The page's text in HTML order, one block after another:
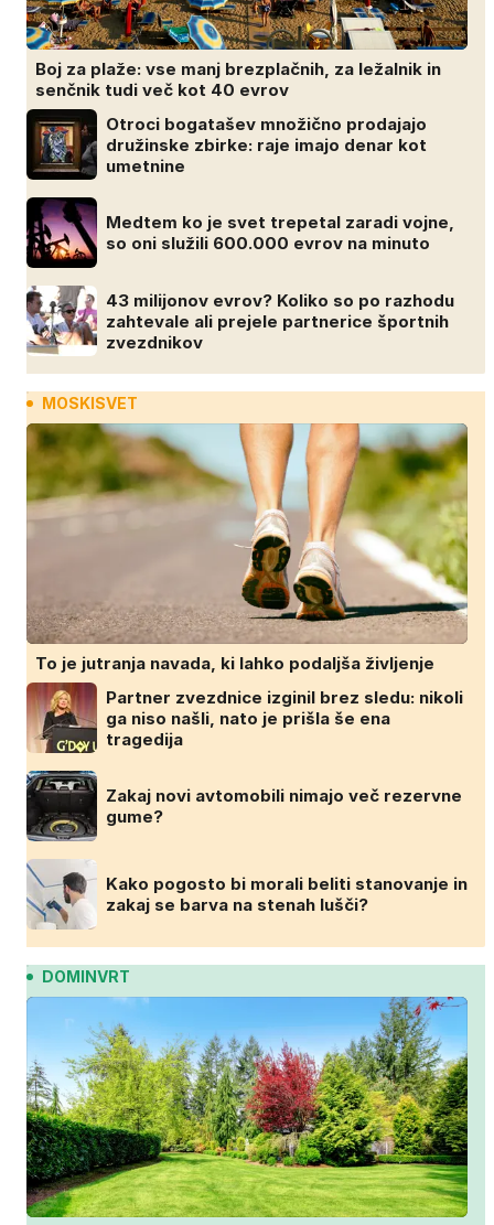
Boj za plaže: vse manj brezplačnih, za ležalnik in
senčnik tudi več kot 40 evrov
Otroci bogatašev množično prodajajo
družinske zbirke: raje imajo denar kot
umetnine
Medtem ko je svet trepetal zaradi vojne,
so oni služili 600.000 evrov na minuto
43 milijonov evrov? Koliko so po razhodu
zahtevale ali prejele partnerice športnih
zvezdnikov
MOSKISVET
To je jutranja navada, ki lahko podaljša življenje
Partner zvezdnice izginil brez sledu: nikoli
ga niso našli, nato je prišla še ena
tragedija
Zakaj novi avtomobili nimajo več rezervne
gume?
Kako pogosto bi morali beliti stanovanje in
zakaj se barva na stenah lušči?
DOMINVRT